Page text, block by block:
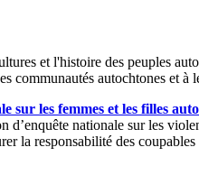
et l'histoire des peuples
communautés autochtones et à
les femmes et les filles
nationale sur les
la responsabilité des